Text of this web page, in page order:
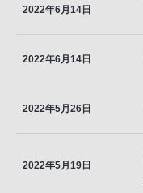
2022年6月14日
2022年6月14日
2022年5月26日
2022年5月19日